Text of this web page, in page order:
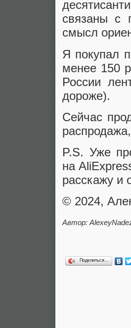
связаны с
смысл
Я покупал
менее 150
России
дороже).
Сейчас
P.S. Уже
на
расскажу и
© 2024,
Автор:
Поделиться…